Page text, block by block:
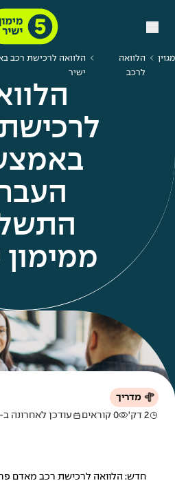
מגזין
הלוואה
לרכב
הלוואה לרכישת רכב
ישיר
ממימון
מדריך
2 דק'
0 קוראים עודכן לאחרונה ב-4 במאי
חדש: הלוואה לרכישת רכב מאדם